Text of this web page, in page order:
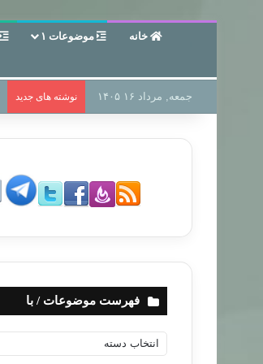
خانه موضوعات ۱
جمعه, مرداد ۱۶ ۱۴۰۵ نوشته های جدید
فهرست موضوعات / با
ه